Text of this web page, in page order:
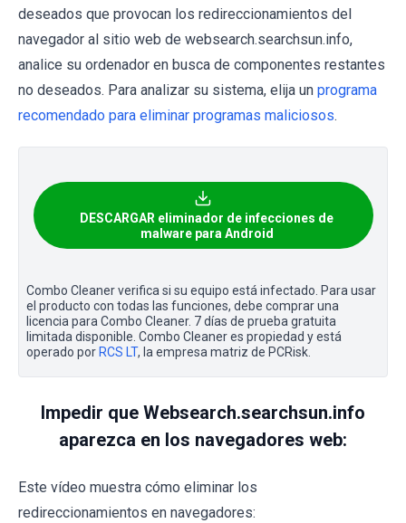
deseados que provocan los redireccionamientos del
navegador al sitio web de websearch.searchsun.info,
analice su ordenador en busca de componentes restantes
no deseados. Para analizar su sistema, elija un programa
recomendado para eliminar programas maliciosos.
DESCARGAR eliminador de infecciones de
malware para Android
Combo Cleaner verifica si su equipo está infectado. Para usar
el producto con todas las funciones, debe comprar una
licencia para Combo Cleaner. 7 días de prueba gratuita
limitada disponible. Combo Cleaner es propiedad y está
operado por RCS LT, la empresa matriz de PCRisk.
Impedir que Websearch.searchsun.info
aparezca en los navegadores web:
Este vídeo muestra cómo eliminar los
redireccionamientos en navegadores: